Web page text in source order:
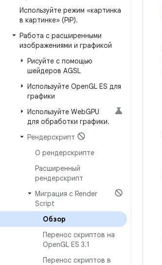
Используйте режим «картинка
в картинке» (PiP).
Работа с расширенными
изображениями и графикой
Рисуйте с помощью
шейдеров AGSL
Используйте OpenGL ES для
графики
Используйте WebGPU
для обработки графики.
Рендерскрипт
О рендерскрипте
Расширенный
рендерскрипт
Миграция с Render
Script
Обзор
Перенос скриптов на
OpenGL ES 3.1
Перенос скриптов в